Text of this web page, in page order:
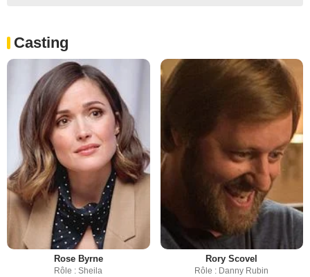
Casting
Rose Byrne
Rôle : Sheila
Rory Scovel
Rôle : Danny Rubin